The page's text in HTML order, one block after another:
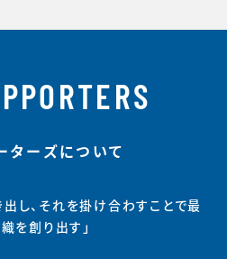
ターズについて
し、それを掛け合わすことで最
を創り出す」